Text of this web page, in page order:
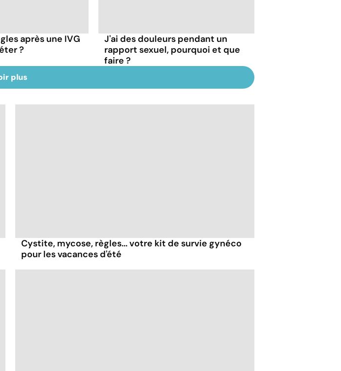
après une IVG
?
J'ai des douleurs pendant un
rapport sexuel, pourquoi et que
faire ?
plus
Cystite, mycose, règles... votre kit de survie gynéco
pour les vacances d'été